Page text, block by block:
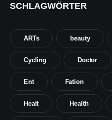
SCHLAGWÖRTER
ARTs beauty
Cycling Doctor
Ent Fation
Healt Health